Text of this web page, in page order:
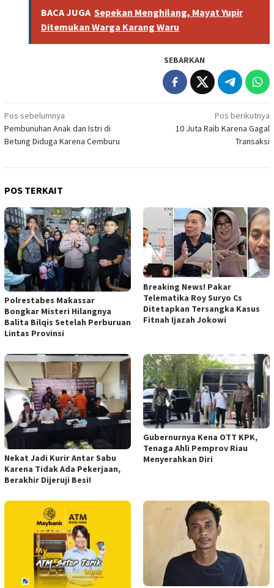
BACA JUGA Sepekan Menghilang, Mayat Yupir
Ditemukan Warga Karang Waru
SEBARKAN
Navigasi
pos
Pos sebelumnya
Pembunuhan Anak dan Istri di
Betung Diduga Karena Cemburu
Pos berikutnya
10 Juta Raib Karena Gagal
Transaksi
POS TERKAIT
Polrestabes Makassar
Bongkar Misteri Hilangnya
Balita Bilqis Setelah Perburuan
Lintas Provinsi
Breaking News! Pakar
Telematika Roy Suryo Cs
Ditetapkan Tersangka Kasus
Fitnah Ijazah Jokowi
Nekat Jadi Kurir Antar Sabu
Karena Tidak Ada Pekerjaan,
Berakhir Dijeruji Besi!
Gubernurnya Kena OTT KPK,
Tenaga Ahli Pemprov Riau
Menyerahkan Diri